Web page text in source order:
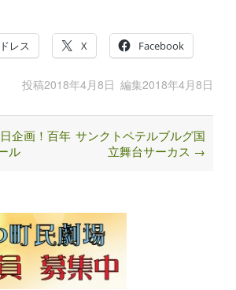
レス X Facebook
投稿2018年4月8日 編集2018年4月8日
企画！百年
ル
サンクトペテルブルグ国
立舞台サーカス →